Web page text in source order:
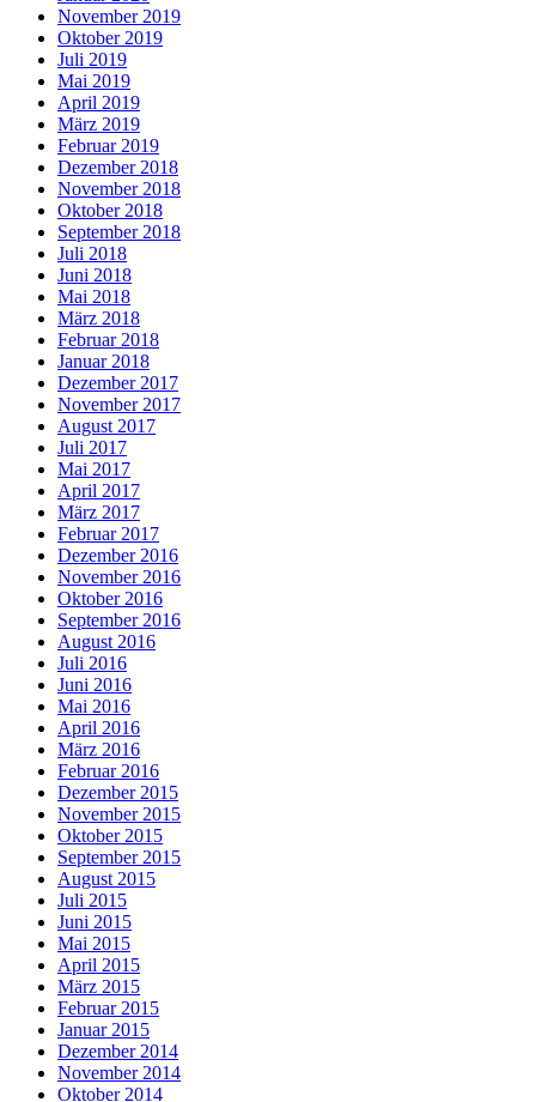
November 2019
Oktober 2019
Juli 2019
Mai 2019
April 2019
März 2019
Februar 2019
Dezember 2018
November 2018
Oktober 2018
September 2018
Juli 2018
Juni 2018
Mai 2018
März 2018
Februar 2018
Januar 2018
Dezember 2017
November 2017
August 2017
Juli 2017
Mai 2017
April 2017
März 2017
Februar 2017
Dezember 2016
November 2016
Oktober 2016
September 2016
August 2016
Juli 2016
Juni 2016
Mai 2016
April 2016
März 2016
Februar 2016
Dezember 2015
November 2015
Oktober 2015
September 2015
August 2015
Juli 2015
Juni 2015
Mai 2015
April 2015
März 2015
Februar 2015
Januar 2015
Dezember 2014
November 2014
Oktober 2014